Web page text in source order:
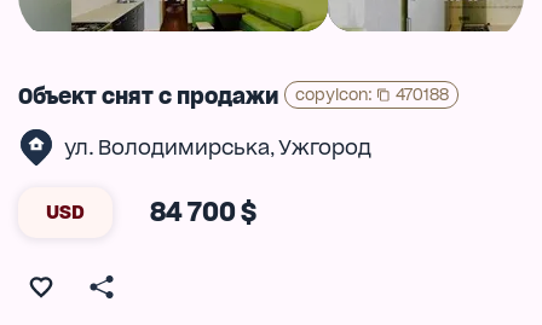
Объект снят с продажи copyIcon: 470188
ул. Володимирська, Ужгород
USD 84 700 $